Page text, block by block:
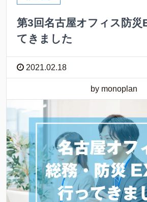
第3回名古屋オフィス防災
てきました
2021.02.18
by monoplan